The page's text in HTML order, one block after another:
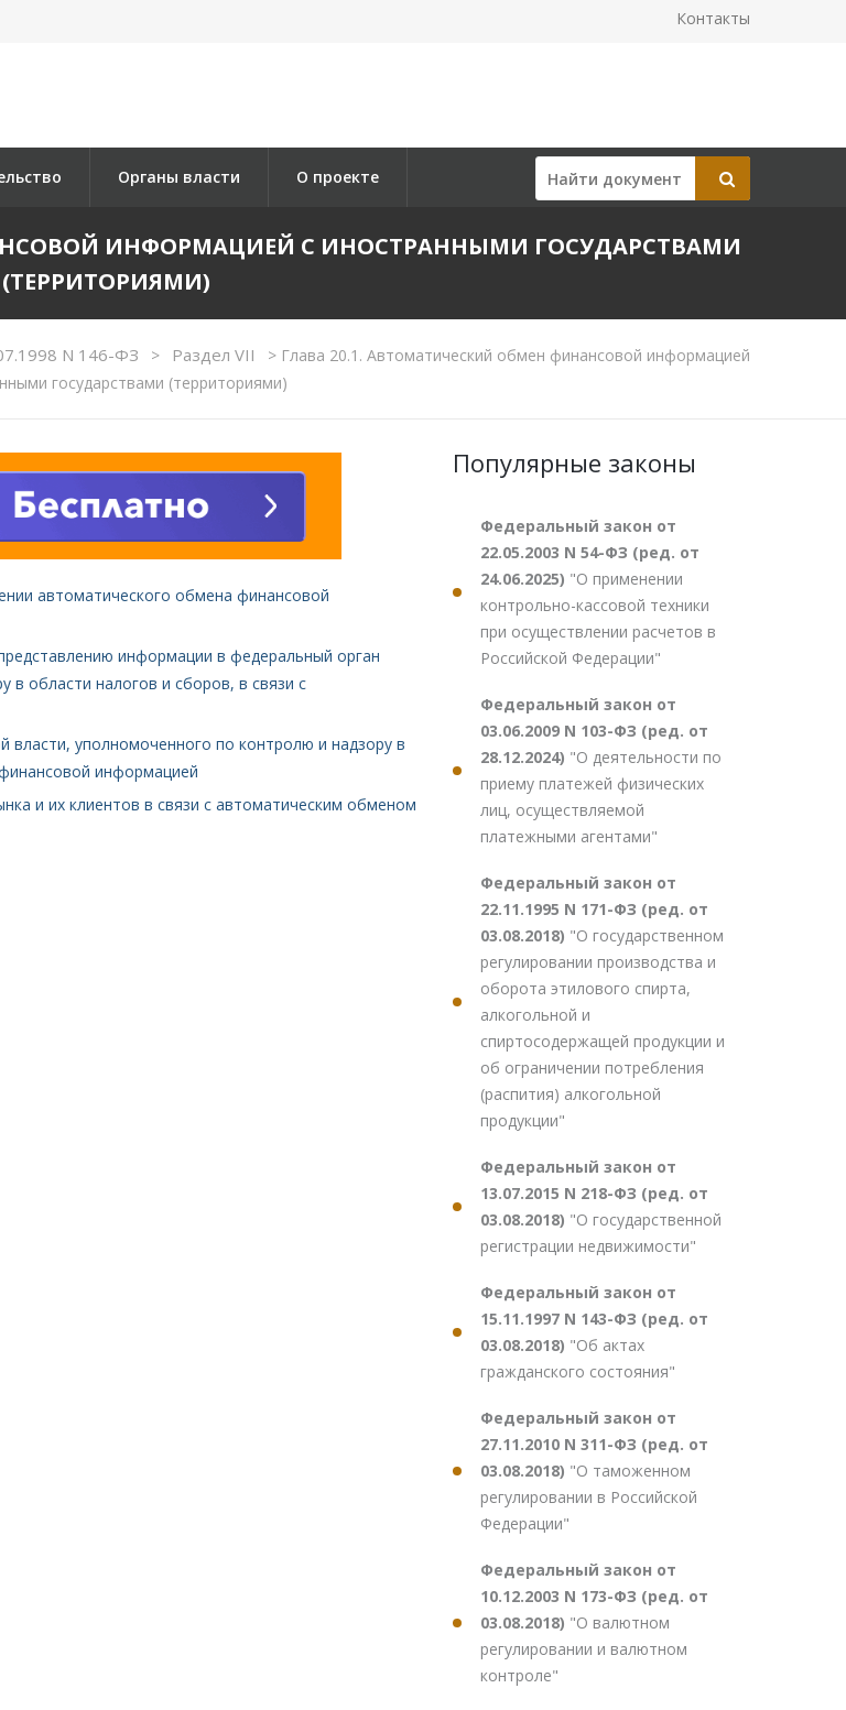
Контакты
Органы власти О проекте
ИНФОРМАЦИЕЙ С ИНОСТРАННЫМИ ГОСУДАРСТВАМИ
(ТЕРРИТОРИЯМИ)
N 146-ФЗ > Раздел VII >Глава 20.1. Автоматический обмен финансовой информацией
государствами (территориями)
автоматического обмена финансовой
информации в федеральный орган
в области налогов и сборов, в связи с
власти, уполномоченного по контролю и надзору в
информацией
и их клиентов в связи с автоматическим обменом
Популярные законы
Федеральный закон от
22.05.2003 N 54-ФЗ (ред. от
24.06.2025) "О применении
контрольно-кассовой техники
при осуществлении расчетов в
Российской Федерации"
Федеральный закон от
03.06.2009 N 103-ФЗ (ред. от
28.12.2024) "О деятельности по
приему платежей физических
лиц, осуществляемой
платежными агентами"
Федеральный закон от
22.11.1995 N 171-ФЗ (ред. от
03.08.2018) "О государственном
регулировании производства и
оборота этилового спирта,
алкогольной и
спиртосодержащей продукции и
об ограничении потребления
(распития) алкогольной
продукции"
Федеральный закон от
13.07.2015 N 218-ФЗ (ред. от
03.08.2018) "О государственной
регистрации недвижимости"
Федеральный закон от
15.11.1997 N 143-ФЗ (ред. от
03.08.2018) "Об актах
гражданского состояния"
Федеральный закон от
27.11.2010 N 311-ФЗ (ред. от
03.08.2018) "О таможенном
регулировании в Российской
Федерации"
Федеральный закон от
10.12.2003 N 173-ФЗ (ред. от
03.08.2018) "О валютном
регулировании и валютном
контроле"